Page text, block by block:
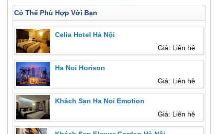
Có Thể Phù Hợp Với Bạn
Celia Hotel Hà Nội
Giá: Liên hệ
Ha Noi Horison
Giá: Liên hệ
Khách Sạn Ha Noi Emotion
Giá: Liên hệ